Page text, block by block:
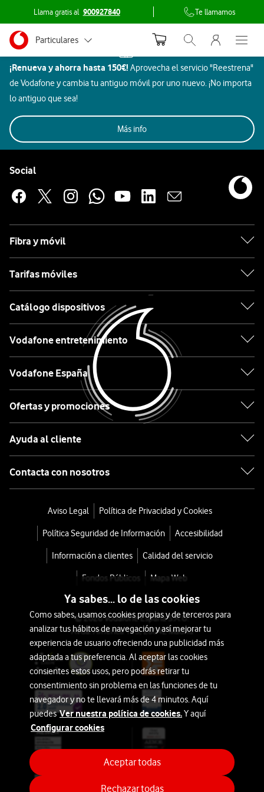
Llama gratis al 900927840 Te llamamos
Ir a la pagina principal de vodafone.es
Menu navegación Segmento
Particulares
Autónomos
Pymes
Grandes empresas
y AA.PP.
Abrir buscador.
Menu
Abre
Inicio
Dispositivos
Hogar
inteligente
HUEBOX
TodosRebajasMóvilesBeauty
Aires
Acondicionados
y
Gaming
y ocio
Hogar
inteligente
HUEBOX
Apple
Samsung
Xiaomi
OPPO
Huawei
Ordenar
por:
HUEBOX
Estrella
Galicia
Tirador
359€
¡Renueva y ahorra hasta 150€! Aprovecha el servicio "Reestrena"
de Vodafone y cambia tu antiguo móvil por uno nuevo. ¡No importa
lo antiguo que sea!
Más info
Social
Fibra y móvil
Tarifas móviles
Catálogo dispositivos
Vodafone entretenimiento
Vodafone España
Ofertas y promociones
Ayuda al cliente
Contacta con nosotros
Aviso Legal Política de Privacidad y Cookies
Política Seguridad de Información Accesibilidad
Información a clientes Calidad del servicio
Fondos Públicos Mapa Web
© 2026 Vodafone España S.A.U.
Avda. América 115, 28042 Madrid
Ya sabes... lo de las cookies
Como sabes, usamos cookies propias y de terceros para
analizar tus hábitos de navegación y así mejorar tu
experiencia de usuario ofreciendo una publicidad más
adaptada a tus preferencia. Al aceptar las cookies
consientes estos usos, pero podrás retirar tu
consentimiento sin problema en las funciones de tu
navegador y no te llevará más de 4 minutos. Aquí
puedesVer nuestra política de cookies.Y aquí
Configurar cookies
Rechazar todas
Aceptar todas